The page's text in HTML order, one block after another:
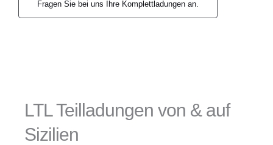
Fragen Sie bei uns Ihre Komplettladungen an.
LTL Teilladungen von & auf
Sizilien